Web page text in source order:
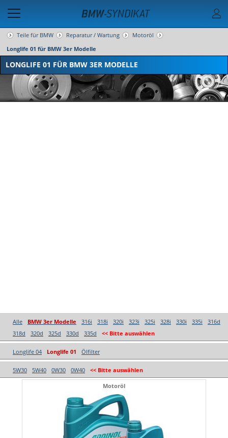
Teile für BMW Reparatur / Wartung
Motoröl
Longlife 01 für BMW 3er Modelle
LONGLIFE 01 FÜR BMW 3ER MODELLE
Alle BMW 3er Modelle 316i 318i 320i 323i 325i 328i 330i 335i
316d
318d
320d 325d 330d 335d << Bitte auswählen
Longlife 04 Longlife 01 Ölfilter
5W30 5W40 0W30 0W40 << Bitte auswählen
Motoröl